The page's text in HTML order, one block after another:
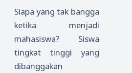
Siapa yang tak bangga
ketika menjadi
mahasiswa? Siswa
tingkat tinggi yang
dibanggakan